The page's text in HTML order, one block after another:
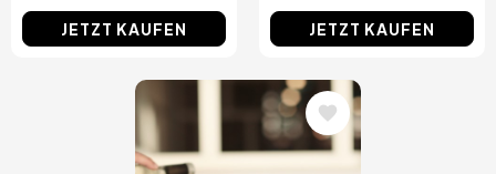
JETZT KAUFEN JETZT KAUFEN
Bild